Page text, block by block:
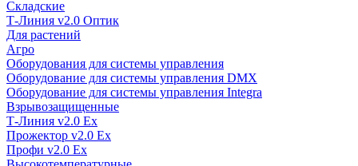
Складские
Т-Линия v2.0 Оптик
Для растений
Агро
Оборудования для системы управления
Оборудование для системы управления DMX
Оборудование для системы управления Integra
Взрывозащищенные
Т-Линия v2.0 Ex
Прожектор v2.0 Ex
Профи v2.0 Ex